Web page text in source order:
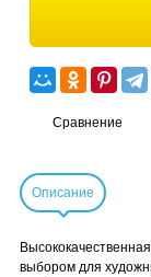
Сравнение
Описание
выбором для